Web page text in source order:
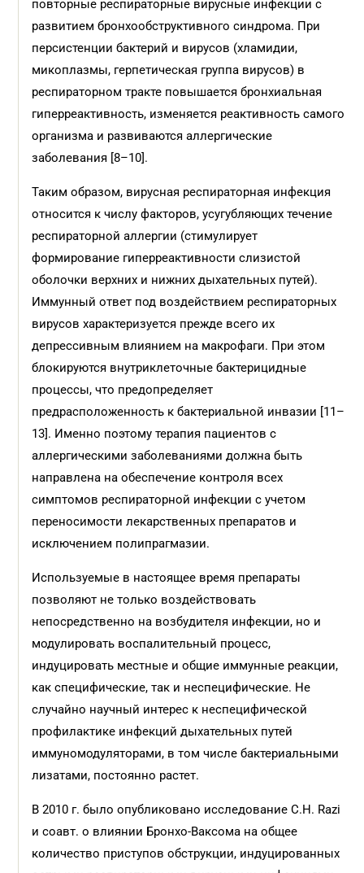
повторные респираторные вирусные инфекции с
развитием бронхообструктивного синдрома. При
персистенции бактерий и вирусов (хламидии,
микоплазмы, герпетическая группа вирусов) в
респираторном тракте повышается бронхиальная
гиперреактивность, изменяется реактивность самого
организма и развиваются аллергические
заболевания [8–10].
Таким образом, вирусная респираторная инфекция
относится к числу факторов, усугубляющих течение
респираторной аллергии (стимулирует
формирование гиперреактивности слизистой
оболочки верхних и нижних дыхательных путей).
Иммунный ответ под воздействием респираторных
вирусов характеризуется прежде всего их
депрессивным влиянием на макрофаги. При этом
блокируются внутриклеточные бактерицидные
процессы, что предопределяет
предрасположенность к бактериальной инвазии [11–
13]. Именно поэтому терапия пациентов c
аллергическими заболеваниями должна быть
направлена на обеспечение контроля всех
симптомов респираторной инфекции с учетом
переносимости лекарственных препаратов и
исключением полипрагмазии.
Используемые в настоящее время препараты
позволяют не только воздействовать
непосредственно на возбудителя инфекции, но и
модулировать воспалительный процесс,
индуцировать местные и общие иммунные реакции,
как специфические, так и неспецифические. Не
случайно научный интерес к неспецифической
профилактике инфекций дыхательных путей
иммуномодуляторами, в том числе бактериальными
лизатами, постоянно растет.
В 2010 г. было опубликовано исследование C.H. Razi
и соавт. о влиянии Бронхо-Ваксома на общее
количество приступов обструкции, индуцированных